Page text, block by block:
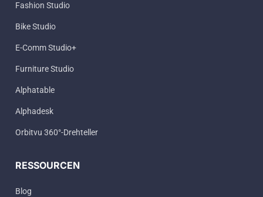
Fashion Studio
Bike Studio
E-Comm Studio+
Furniture Studio
Alphatable
Alphadesk
Orbitvu 360°-Drehteller
RESSOURCEN
Blog